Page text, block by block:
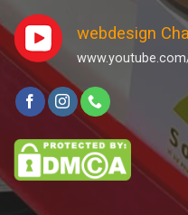
webdesign